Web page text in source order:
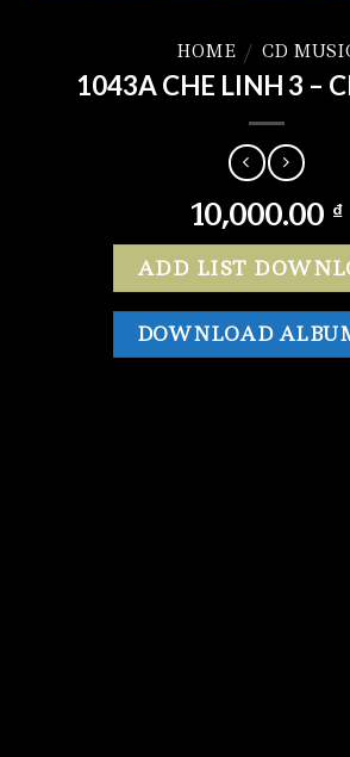
HOME / CD
1043A CHE LINH 3 –
10,000.00 ₫
ADD LIST
DOWNLOAD